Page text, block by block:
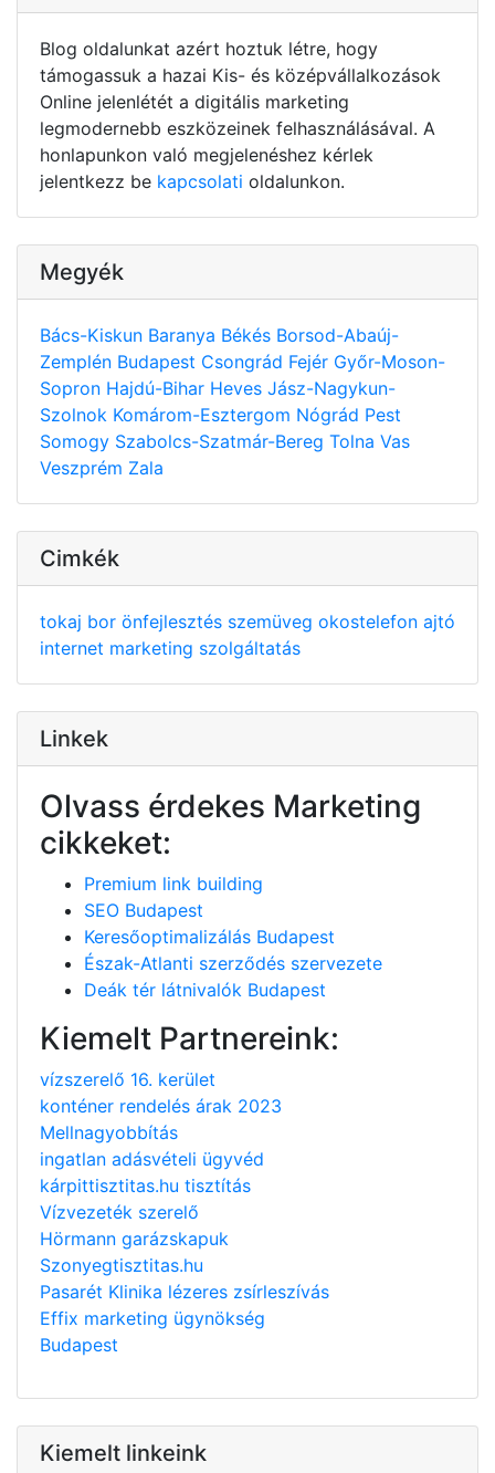
Blog oldalunkat azért hoztuk létre, hogy
támogassuk a hazai Kis- és középvállalkozások
Online jelenlétét a digitális marketing
legmodernebb eszközeinek felhasználásával. A
honlapunkon való megjelenéshez kérlek
jelentkezz be kapcsolati oldalunkon.
Megyék
Bács-Kiskun Baranya Békés Borsod-Abaúj-
Zemplén Budapest Csongrád Fejér Győr-Moson-
Sopron Hajdú-Bihar Heves Jász-Nagykun-
Szolnok Komárom-Esztergom Nógrád Pest
Somogy Szabolcs-Szatmár-Bereg Tolna Vas
Veszprém Zala
Cimkék
tokaj bor önfejlesztés szemüveg okostelefon ajtó
internet marketing szolgáltatás
Linkek
Olvass érdekes Marketing
cikkeket:
Premium link building
SEO Budapest
Keresőoptimalizálás Budapest
Észak-Atlanti szerződés szervezete
Deák tér látnivalók Budapest
Kiemelt Partnereink:
vízszerelő 16. kerület
konténer rendelés árak 2023
Mellnagyobbítás
ingatlan adásvételi ügyvéd
kárpittisztitas.hu tisztítás
Vízvezeték szerelő
Hörmann garázskapuk
Szonyegtisztitas.hu
Pasarét Klinika lézeres zsírleszívás
Effix marketing ügynökség
Budapest
Kiemelt linkeink